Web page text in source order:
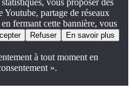
partage de réseaux
fermant cette bannière, vous
Refuser En savoir plus
à tout moment en
».